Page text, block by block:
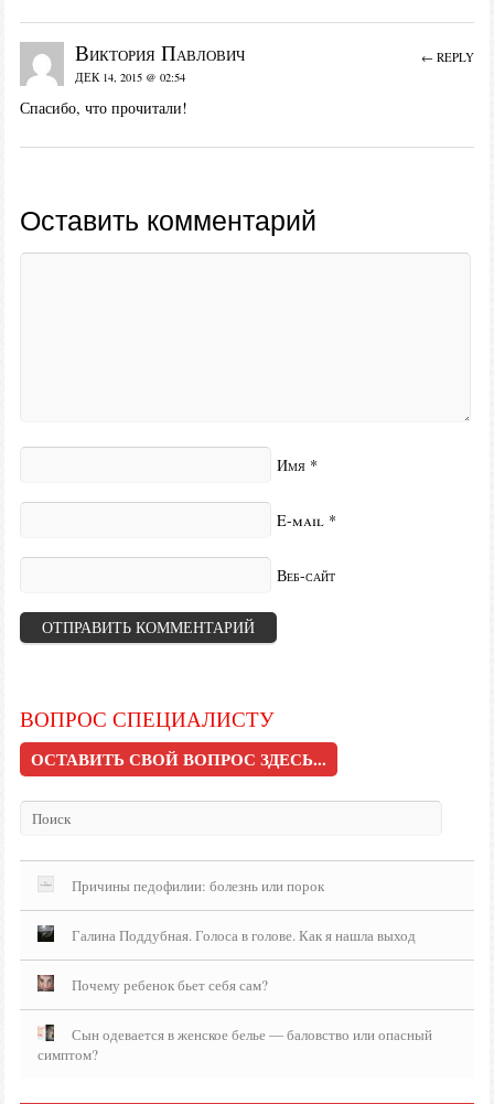
Виктория Павлович
ДЕК 14, 2015 @ 02:54
Спасибо, что прочитали!
← REPLY
Оставить комментарий
Имя *
E-mail *
Веб-сайт
ВОПРОС СПЕЦИАЛИСТУ
ОСТАВИТЬ СВОЙ ВОПРОС ЗДЕСЬ...
Причины педофилии: болезнь или порок
Галина Поддубная. Голоса в голове. Как я нашла выход
Почему ребенок бьет себя сам?
Сын одевается в женское белье — баловство или опасный
симптом?